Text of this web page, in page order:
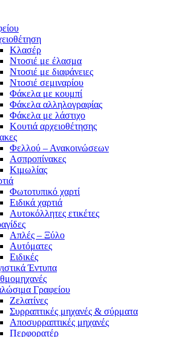
Κλασέρ
Ντοσιέ με έλασμα
Ντοσιέ με διαφάνειες
Ντοσιέ σεμιναρίου
Φάκελα με κουμπί
Φάκελα αλληλογραφίας
Φάκελα με λάστιχο
Κουτιά αρχειοθέτησης
Φελλού – Ανακοινώσεων
Ασπροπίνακες
Κιμωλίας
Φωτοτυπικό χαρτί
Ειδικά χαρτιά
Αυτοκόλλητες ετικέτες
Απλές – Ξύλο
Αυτόματες
Ειδικές
Έντυπα
Γραφείου
Ζελατίνες
Συρραπτικές μηχανές & σύρματα
Αποσυρραπτικές μηχανές
Περφορατέρ